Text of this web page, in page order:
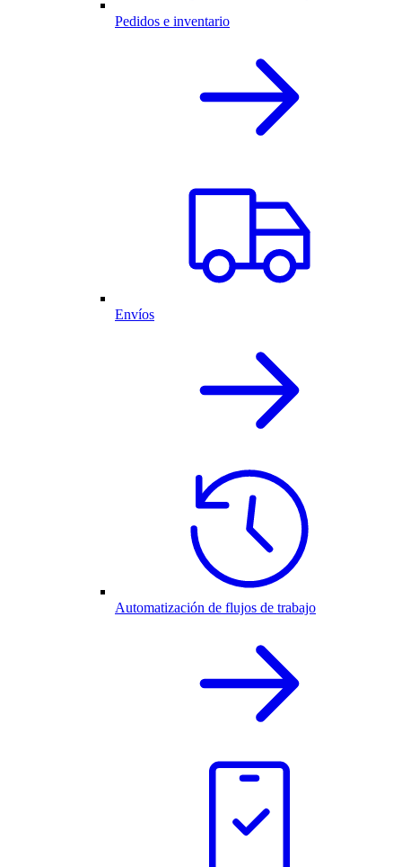
Pedidos e inventario
Envíos
Automatización de flujos de trabajo